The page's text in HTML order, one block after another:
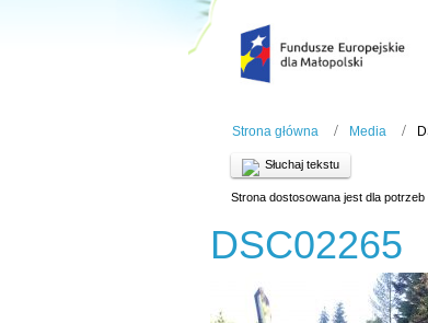
Strona główna Media
Słuchaj tekstu
Strona dostosowana jest dla
DSC02265